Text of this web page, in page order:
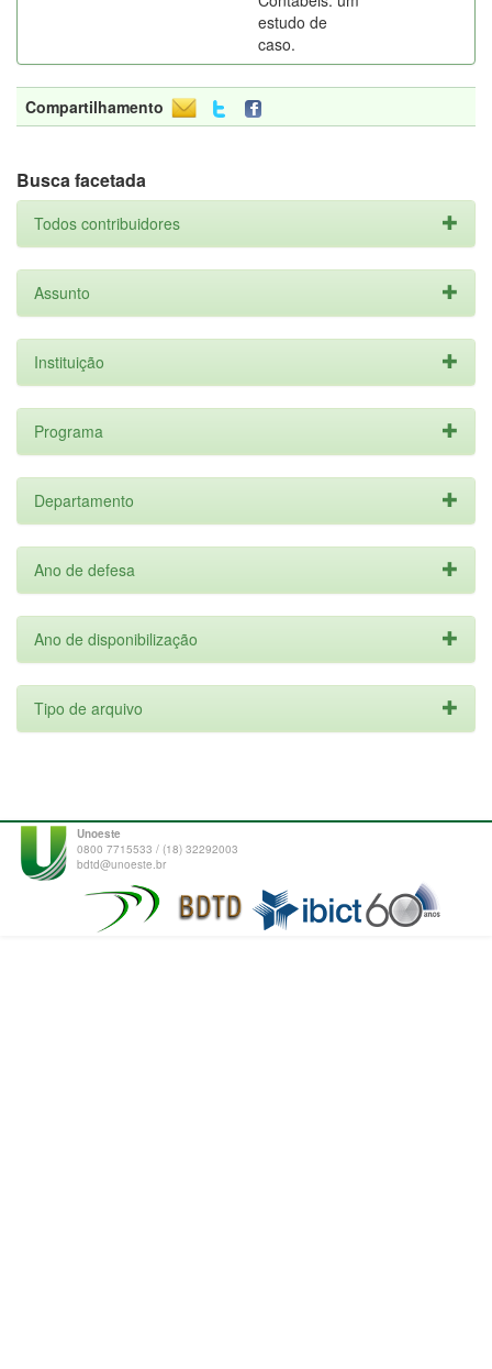
estudo de
caso.
Compartilhamento
Busca facetada
Todos contribuidores
Assunto
Instituição
Programa
Departamento
Ano de defesa
Ano de disponibilização
Tipo de arquivo
Unoeste
0800 7715533 / (18) 32292003
bdtd@unoeste.br